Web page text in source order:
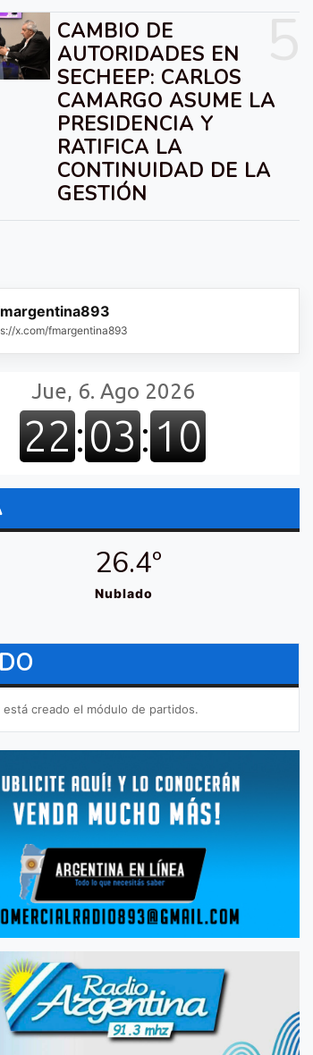
CAMBIO DE
AUTORIDADES EN
SECHEEP: CARLOS
CAMARGO ASUME LA
PRESIDENCIA Y
RATIFICA LA
CONTINUIDAD DE LA
GESTIÓN
x.com/fmargentina893
26.4º
Nublado
está creado el módulo de partidos.